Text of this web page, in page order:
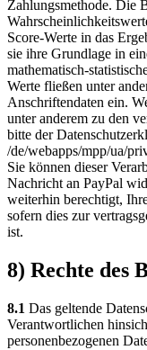
Zahlungsmethode. Die
Score-Werte in das
sie ihre Grundlage in
mathematisch-
Werte fließen unter
Anschriftendaten ein.
unter anderem zu den
bitte der
/de/webapps/mpp/ua/
Sie können dieser
Nachricht an PayPal
weiterhin berechtigt,
sofern dies zur
ist.
8) Rechte des
8.1 Das geltende
Verantwortlichen
personenbezogenen